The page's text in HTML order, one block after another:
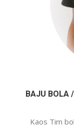
BAJU BOLA
Kaos Tim